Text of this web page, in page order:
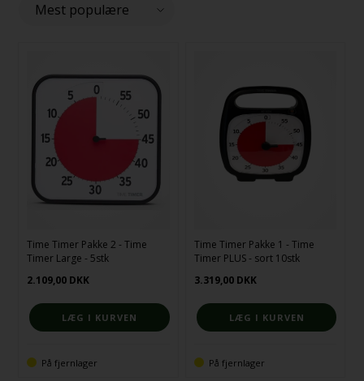
Time Timer Pakke 2 - Time
Timer Large - 5stk
2.109,00 DKK
På fjernlager
Time Timer Pakke 1 - Time
Timer PLUS - sort 10stk
3.319,00 DKK
På fjernlager